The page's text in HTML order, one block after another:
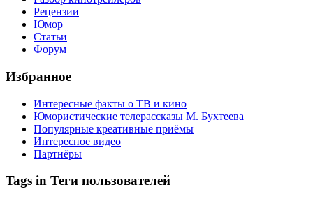
Рецензии
Юмор
Статьи
Форум
Избранное
Интересные факты о ТВ и кино
Юмористические телерассказы М. Бухтеева
Популярные креативные приёмы
Интересное видео
Партнёры
Tags in Теги пользователей